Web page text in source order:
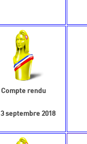
Compte rendu
septembre 2018